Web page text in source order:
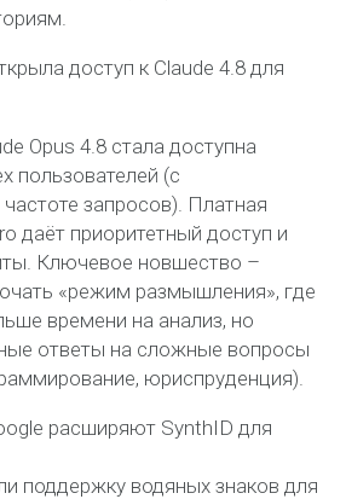
доступ к Claude 4.8 для
Opus 4.8 стала доступна
пользователей (с
запросов). Платная
даёт приоритетный доступ и
Ключевое новшество –
«режим размышления», где
времени на анализ, но
ответы на сложные вопросы
юриспруденция).
расширяют SynthID для
поддержку водяных знаков для